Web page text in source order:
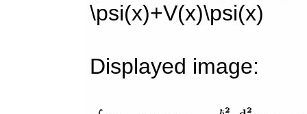
\psi(x)+V(x)\psi(x)
Displayed image: